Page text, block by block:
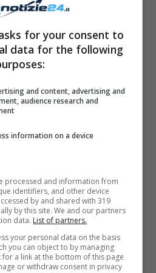
di comprendere
incontro.
Cannavò e Andrea
diretta. Lei: “Sei
for your consent to
data for the following
and content, advertising and
audience research and
information on a device
processed and information from
identifiers, and other device
by and shared with 319
by this site. We and our partners
data. List of partners.
your personal data on the basis
you can object to by managing
a link at the bottom of this page
or withdraw consent in privacy